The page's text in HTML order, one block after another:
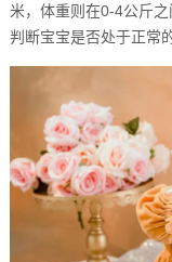
米，体重则在0-4公斤
判断宝宝是否处于正常